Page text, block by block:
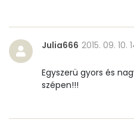
Julia666 2015. 09. 10.
Egyszerü gyors és
szépen!!!